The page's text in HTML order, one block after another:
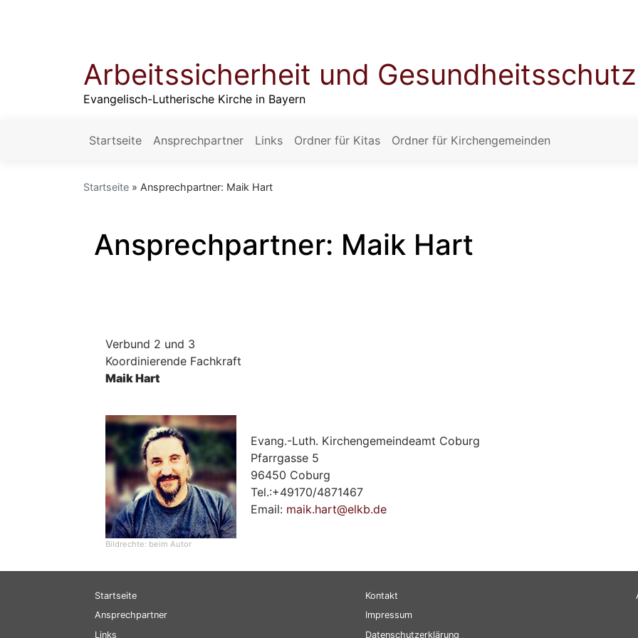
Arbeitssicherheit und Gesundheitsschutz
Evangelisch-Lutherische Kirche in Bayern
Hauptnavigation
Startseite Ansprechpartner Links Ordner für Kitas Ordner für Kirchengemeinden
Startseite Ansprechpartner: Maik Hart
Ansprechpartner: Maik Hart
Verbund 2 und 3
Koordinierende Fachkraft
Maik Hart
Bildrechte: beim Autor
Evang.-Luth. Kirchengemeindeamt Coburg
Pfarrgasse 5
96450 Coburg
Tel.:+49170/4871467
Email: maik.hart@elkb.de
Hauptnavigation
Startseite
Ansprechpartner
Links
Fußbereichsmenü
Kontakt
Impressum
Datenschutzerklärung